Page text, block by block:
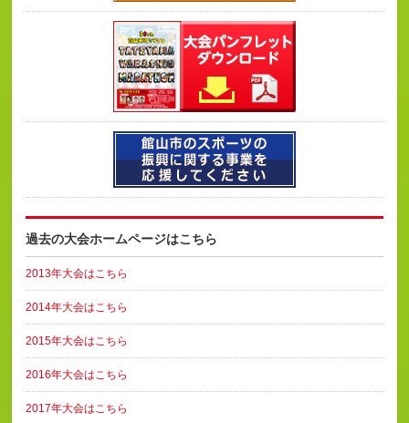
過去の大会ホームページはこちら
2013年大会はこちら
2014年大会はこちら
2015年大会はこちら
2016年大会はこちら
2017年大会はこちら